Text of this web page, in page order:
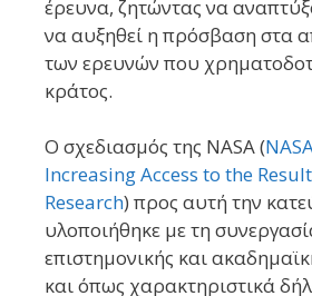
έρευνα, ζητώντας να
να αυξηθεί η πρόσβαση στα
των ερευνών που
κράτος.
Ο σχεδιασμός της NASA (
Increasing Access to the
Research) προς αυτή την
υλοποιήθηκε με τη
επιστημονικής και
και όπως χαρακτηριστικά